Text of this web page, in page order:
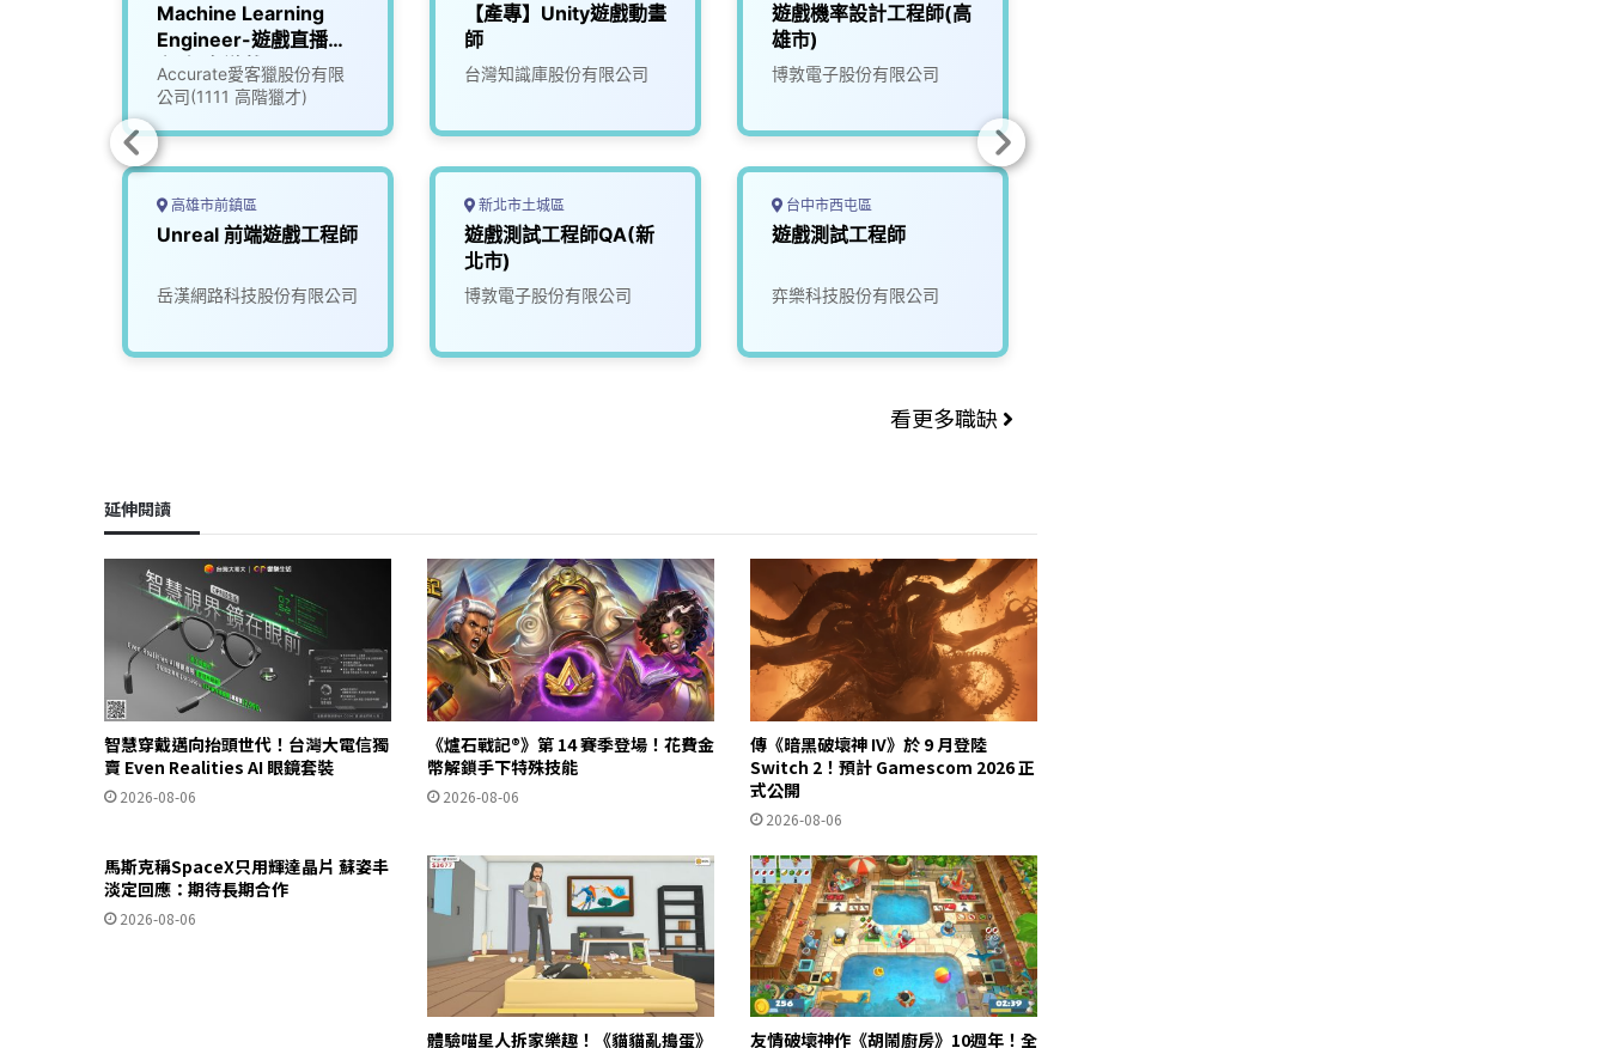
Machine Learning
Engineer-遊戲直播平
台_知名遊戲公司
(3005837)
Accurate愛客獵股份有限
公司(1111 高階獵才)
高雄市前鎮區
Unreal 前端遊戲工程師
岳漢網路科技股份有限公司
【產專】Unity遊戲動畫
師
台灣知識庫股份有限公司
新北市土城區
遊戲測試工程師QA(新
北市)
博敦電子股份有限公司
遊戲機率設計工程師(高
雄市)
博敦電子股份有限公司
台中市西屯區
遊戲測試工程師
弈樂科技股份有限公司
看更多職缺
延伸閱讀
智慧穿戴邁向抬頭世代！台灣大電信獨
賣 Even Realities AI 眼鏡套裝
2026-08-06
《爐石戰記®》第 14 賽季登場！花費金
幣解鎖手下特殊技能
2026-08-06
傳《暗黑破壞神 IV》於 9 月登陸
Switch 2！預計 Gamescom 2026 正
式公開
2026-08-06
馬斯克稱SpaceX只用輝達晶片 蘇姿丰
淡定回應：期待長期合作
2026-08-06
體驗喵星人拆家樂趣！《貓貓亂搗蛋》
友情破壞神作《胡鬧廚房》10週年！全